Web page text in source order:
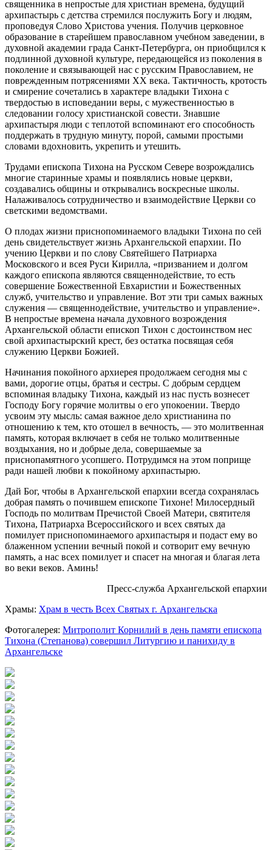
священника в непростые для христиан времена, будущий
архипастырь с детства стремился послужить Богу и людям,
проповедуя Слово Христова учения. Получив церковное
образование в старейшем православном учебном заведении, в
духовной академии града Санкт-Петербурга, он приобщился к
подлинной духовной культуре, передающейся из поколения в
поколение и связывающей нас с русским Православием, не
поврежденным потрясениями XX века. Тактичность, кротость
и смирение сочетались в характере владыки Тихона с
твердостью в исповедании веры, с мужественностью в
следовании голосу христианской совести. Знавшие
архипастыря люди с теплотой вспоминают его способность
поддержать в трудную минуту, порой, самыми простыми
словами вдохновить, укрепить и утешить.
Трудами епископа Тихона на Русском Севере возрождались
многие старинные храмы и появлялись новые церкви,
создавались общины и открывались воскресные школы.
Налаживалось сотрудничество и взаимодействие Церкви со
светскими ведомствами.
О плодах жизни приснопоминаемого владыки Тихона по сей
день свидетельствует жизнь Архангельской епархии. По
учению Церкви и по слову Святейшего Патриарха
Московского и всея Руси Кирилла, «призванием и долгом
каждого епископа являются священнодействие, то есть
совершение Божественной Евхаристии и Божественных
служб, учительство и управление. Вот эти три самых важных
служения — священнодействие, учительство и управление».
В непростые времена начала духовного возрождения
Архангельской области епископ Тихон с достоинством нес
свой архипастырский крест, без остатка посвящая себя
служению Церкви Божией.
Начинания покойного архиерея продолжаем сегодня мы с
вами, дорогие отцы, братья и сестры. С добрым сердцем
вспоминая владыку Тихона, каждый из нас пусть вознесет
Господу Богу горячие молитвы о его упокоении. Твердо
усвоим эту мысль: самая важное дело христианина по
отношению к тем, кто отошел в вечность, — это молитвенная
память, которая включает в себя не только молитвенные
воздыхания, но и добрые дела, совершаемые за
приснопамятного усопшего. Потрудимся на этом поприще
ради нашей любви к покойному архипастырю.
Дай Бог, чтобы в Архангельской епархии всегда сохранялась
добрая память о почившем епископе Тихоне! Милосердный
Господь по молитвам Пречистой Своей Матери, святителя
Тихона, Патриарха Всероссийского и всех святых да
помилует приснопоминаемого архипастыря и подаст ему во
блаженном успении вечный покой и сотворит ему вечную
память, а нас всех помилует и спасет на многая и благая лета
во веки веков. Аминь!
Пресс-служба Архангельской епархии
Храмы: Храм в честь Всех Святых г. Архангельска
Фотогалерея: Митрополит Корнилий в день памяти епископа
Тихона (Степанова) совершил Литургию и панихиду в
Архангельске